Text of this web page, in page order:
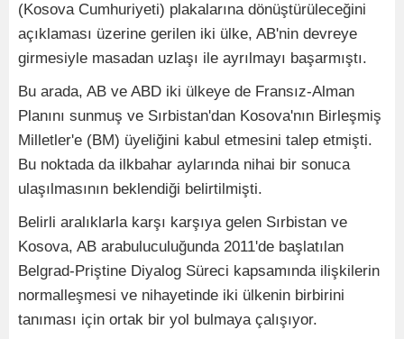
(Kosova Cumhuriyeti) plakalarına dönüştürüleceğini
açıklaması üzerine gerilen iki ülke, AB'nin devreye
girmesiyle masadan uzlaşı ile ayrılmayı başarmıştı.
Bu arada, AB ve ABD iki ülkeye de Fransız-Alman
Planını sunmuş ve Sırbistan'dan Kosova'nın Birleşmiş
Milletler'e (BM) üyeliğini kabul etmesini talep etmişti.
Bu noktada da ilkbahar aylarında nihai bir sonuca
ulaşılmasının beklendiği belirtilmişti.
Belirli aralıklarla karşı karşıya gelen Sırbistan ve
Kosova, AB arabuluculuğunda 2011'de başlatılan
Belgrad-Priştine Diyalog Süreci kapsamında ilişkilerin
normalleşmesi ve nihayetinde iki ülkenin birbirini
tanıması için ortak bir yol bulmaya çalışıyor.